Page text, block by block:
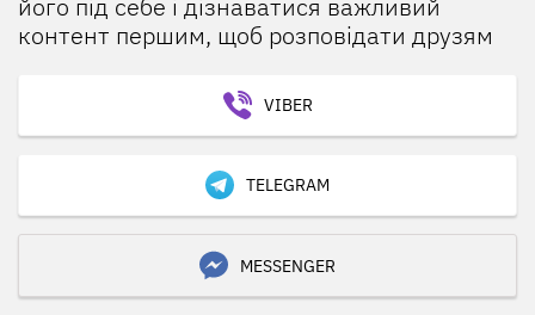
його під себе і дізнаватися важливий
контент першим, щоб розповідати друзям
VIBER
TELEGRAM
MESSENGER